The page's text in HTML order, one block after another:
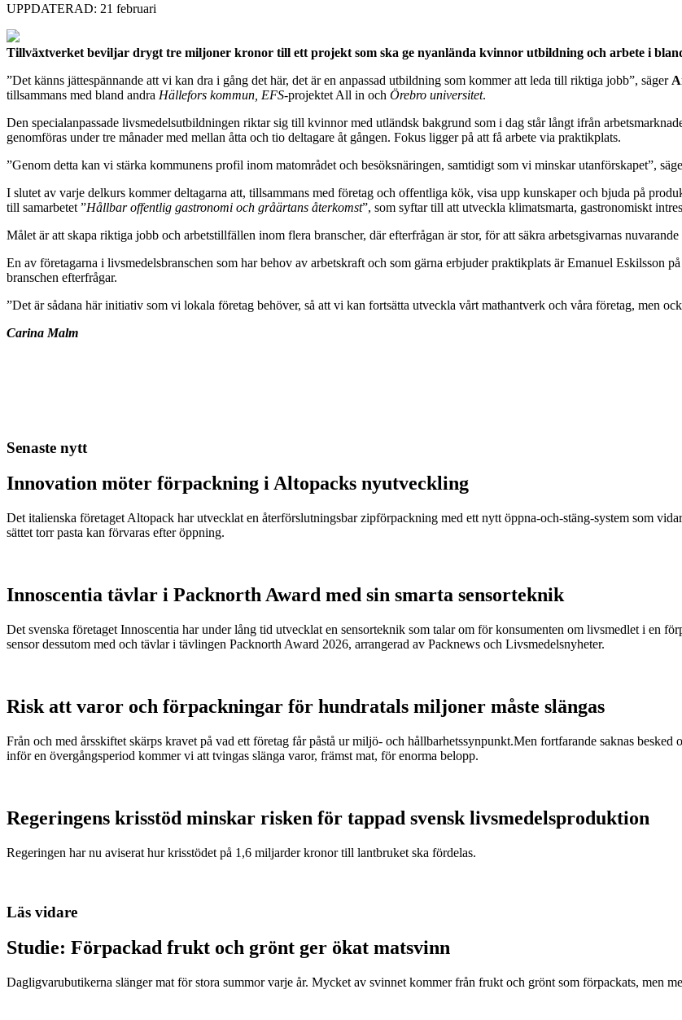
UPPDATERAD: 21 februari
Tillväxtverket beviljar drygt tre miljoner kronor till ett projekt som ska ge nyanlända kvinnor utbildning och arbete i
”Det känns jättespännande att vi kan dra i gång det här, det är en anpassad utbildning som kommer att leda till riktiga jobb”, säger
tillsammans med bland andra Hällefors kommun, EFS-projektet All in och Örebro universitet.
Den specialanpassade livsmedelsutbildningen riktar sig till kvinnor med utländsk bakgrund som i dag står långt ifrån
genomföras under tre månader med mellan åtta och tio deltagare åt gången. Fokus ligger på att få arbete via praktikplats.
”Genom detta kan vi stärka kommunens profil inom matområdet och besöksnäringen, samtidigt som vi minskar utanförskapet”,
I slutet av varje delkurs kommer deltagarna att, tillsammans med företag och offentliga kök, visa upp kunskaper och bjuda på
till samarbetet ”Hållbar offentlig gastronomi och gråärtans återkomst”, som syftar till att utveckla klimatsmarta, gastronomiskt
Målet är att skapa riktiga jobb och arbetstillfällen inom flera branscher, där efterfrågan är stor, för att säkra arbetsgivarnas
En av företagarna i livsmedelsbranschen som har behov av arbetskraft och som gärna erbjuder praktikplats är Emanuel Eskilsson
branschen efterfrågar.
”Det är sådana här initiativ som vi lokala företag behöver, så att vi kan fortsätta utveckla vårt mathantverk och våra företag, men
Carina Malm
Senaste nytt
Innovation möter förpackning i Altopacks nyutveckling
Det italienska företaget Altopack har utvecklat en återförslutningsbar zipförpackning med ett nytt öppna-och-stäng-system som
sättet torr pasta kan förvaras efter öppning.
Innoscentia tävlar i Packnorth Award med sin smarta sensorteknik
Det svenska företaget Innoscentia har under lång tid utvecklat en sensorteknik som talar om för konsumenten om livsmedlet i en
sensor dessutom med och tävlar i tävlingen Packnorth Award 2026, arrangerad av Packnews och Livsmedelsnyheter.
Risk att varor och förpackningar för hundratals miljoner måste slängas
Från och med årsskiftet skärps kravet på vad ett företag får påstå ur miljö- och hållbarhetssynpunkt.Men fortfarande saknas
inför en övergångsperiod kommer vi att tvingas slänga varor, främst mat, för enorma belopp.
Regeringens krisstöd minskar risken för tappad svensk livsmedelsproduktion
Regeringen har nu aviserat hur krisstödet på 1,6 miljarder kronor till lantbruket ska fördelas.
Läs vidare
Studie: Förpackad frukt och grönt ger ökat matsvinn
Dagligvarubutikerna slänger mat för stora summor varje år. Mycket av svinnet kommer från frukt och grönt som förpackats, men